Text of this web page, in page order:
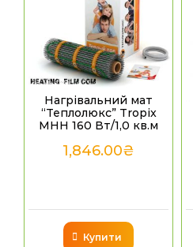
Нагрівальний мат
“Теплолюкс” Tropix
МНН 160 Вт/1,0 кв.м
1,846.00₴
Купити